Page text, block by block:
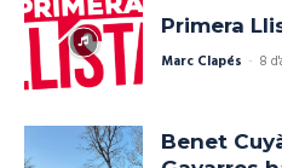
Primera
Marc Clapés - 8
Benet